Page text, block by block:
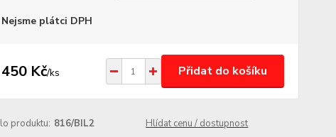
Nejsme plátci DPH
450 Kč/ks Přidat do košíku
produktu: 816/BIL2 Hlídat cenu / dostupnost